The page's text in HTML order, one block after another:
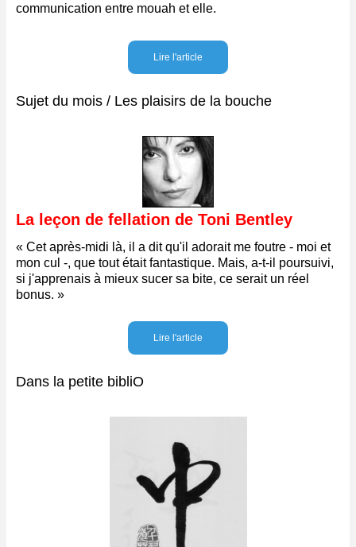
communication entre mouah et elle.
Lire l'article
Sujet du mois / Les plaisirs de la bouche
La leçon de fellation de Toni Bentley
« Cet après-midi là, il a dit qu'il adorait me foutre - moi et
mon cul -, que tout était fantastique. Mais, a-t-il poursuivi,
si j'apprenais à mieux sucer sa bite, ce serait un réel
bonus. »
Lire l'article
Dans la petite bibliO